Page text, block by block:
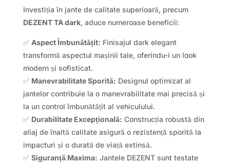
Investiția în jante de calitate superioară, precum
DEZENT TA dark, aduce numeroase beneficii:
✅ Aspect Îmbunătățit: Finisajul dark elegant
transformă aspectul mașinii tale, oferindu-i un look
modern și sofisticat.
✅ Manevrabilitate Sporită: Designul optimizat al
jantelor contribuie la o manevrabilitate mai precisă și
la un control îmbunătățit al vehiculului.
✅ Durabilitate Excepțională: Construcția robustă din
aliaj de înaltă calitate asigură o rezistență sporită la
impacturi și o durată de viață extinsă.
✅ Siguranță Maxima: Jantele DEZENT sunt testate